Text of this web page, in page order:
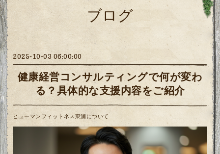
ブログ
2025-10-03 06:00:00
健康経営コンサルティングで何が変わ
る？具体的な支援内容をご紹介
ヒューマンフィットネス東浦について